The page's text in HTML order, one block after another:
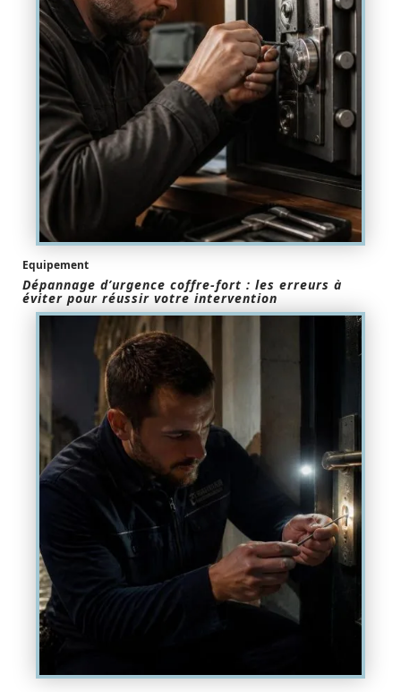
Equipement
Dépannage d’urgence coffre-fort : les erreurs à
éviter pour réussir votre intervention